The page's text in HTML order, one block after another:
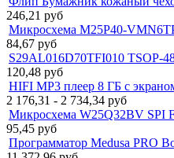
246,21 руб
Микросхема M25P40-
84,67 руб
S29AL016D70TFI010 TSOP-
120,48 руб
HIFI MP3 плеер 8 ГБ с
2 176,31 - 2 734,34 руб
Микросхема W25Q32BV SPI
95,45 руб
Программатор Medusa PRO